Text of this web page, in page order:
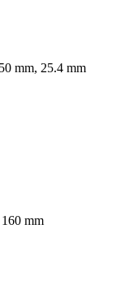
mm, 25.4 mm
mm